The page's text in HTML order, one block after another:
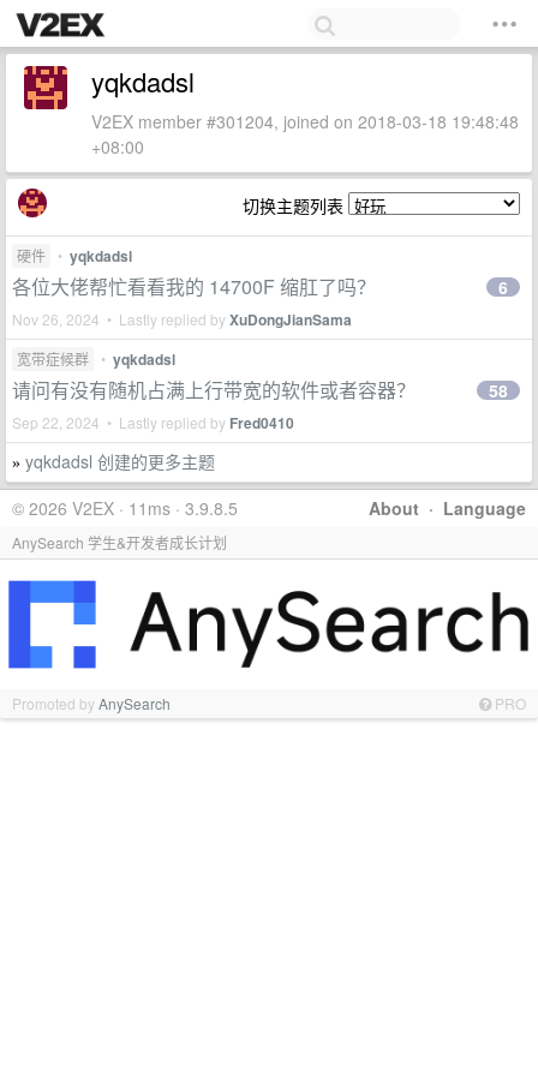
yqkdadsl
V2EX member #301204, joined on 2018-03-18 19:48:48
+08:00
切换主题列表
硬件 • yqkdadsl
各位大佬帮忙看看我的 14700F 缩肛了吗？
Nov 26, 2024 • Lastly replied byXuDongJianSama
6
宽带症候群 • yqkdadsl
请问有没有随机占满上行带宽的软件或者容器？
Sep 22, 2024 • Lastly replied by Fred0410
58
» yqkdadsl 创建的更多主题
About · Language
© 2026 V2EX · 11ms · 3.9.8.5
AnySearch 学生&开发者成长计划
Promoted byAnySearch PRO